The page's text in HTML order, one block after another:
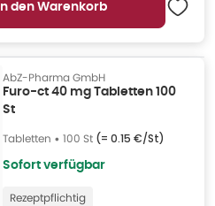
In den Warenkorb
AbZ-Pharma GmbH
Furo-ct 40 mg Tabletten 100
St
Tabletten • 100 St (= 0.15 €/St)
Sofort verfügbar
Rezeptpflichtig